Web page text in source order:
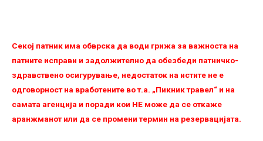
Секој патник има обврска да води грижа за важноста на
патните исправи и задолжително да обезбеди патничко-
здравствено осигурување, недостаток на истите не е
одговорност на вработените во т.а. „Пикник травел“ и на
самата агенција и поради кои НЕ можe да се откаже
аранжманот или да се промени термин на резервацијата.